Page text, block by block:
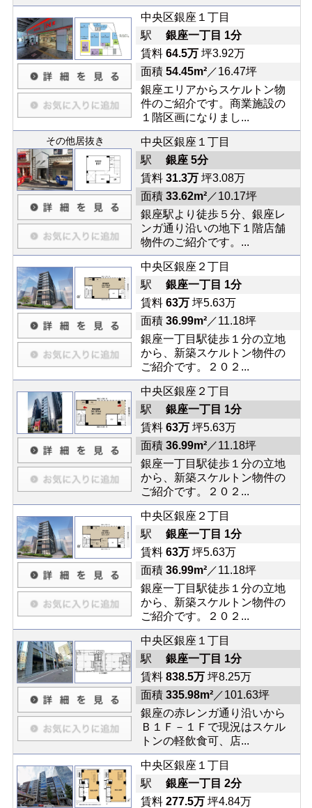
中央区銀座１丁目
駅 銀座一丁目 1分
賃料 64.5万坪3.92万
面積 54.45m²／16.47坪
銀座エリアからスケルトン物
件のご紹介です。商業施設の
１階区画になりまし...
その他居抜き
中央区銀座１丁目
駅 銀座 5分
賃料 31.3万坪3.08万
面積 33.62m²／10.17坪
銀座駅より徒歩５分、銀座レ
ンガ通り沿いの地下１階店舗
物件のご紹介です。...
中央区銀座２丁目
駅 銀座一丁目 1分
賃料 63万坪5.63万
面積 36.99m²／11.18坪
銀座一丁目駅徒歩１分の立地
から、新築スケルトン物件の
ご紹介です。２０２...
中央区銀座２丁目
駅 銀座一丁目 1分
賃料 63万坪5.63万
面積 36.99m²／11.18坪
銀座一丁目駅徒歩１分の立地
から、新築スケルトン物件の
ご紹介です。２０２...
中央区銀座２丁目
駅 銀座一丁目 1分
賃料 63万坪5.63万
面積 36.99m²／11.18坪
銀座一丁目駅徒歩１分の立地
から、新築スケルトン物件の
ご紹介です。２０２...
中央区銀座１丁目
駅 銀座一丁目 1分
賃料 838.5万坪8.25万
面積 335.98m²／101.63坪
銀座の赤レンガ通り沿いから
Ｂ１Ｆ－１Ｆで現況はスケル
トンの軽飲食可、店...
中央区銀座１丁目
駅 銀座一丁目 2分
賃料 277.5万坪4.84万